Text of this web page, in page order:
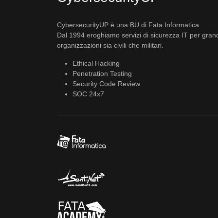
CybersecurityUP è una BU di Fata Informatica.
Dal 1994 eroghiamo servizi di sicurezza IT per
organizzazioni sia civili che militari.
Ethical Hacking
Penetration Testing
Security Code Review
SOC 24x7